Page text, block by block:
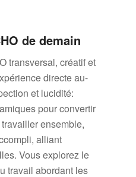
de demain
transversal, créatif et
directe au-
et lucidité:
pour convertir
ensemble,
alliant
Vous explorez le
travail abordant les